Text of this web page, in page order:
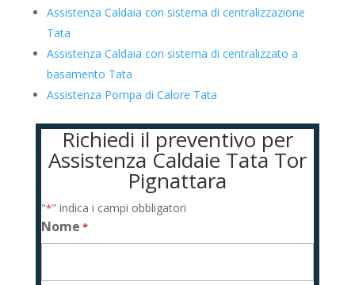
Assistenza Caldaia con sistema di centralizzazione
Tata
Assistenza Caldaia con sistema di centralizzato a
basamento Tata
Assistenza Pompa di Calore Tata
Richiedi il preventivo per
Assistenza Caldaie Tata Tor
Pignattara
"*" indica i campi obbligatori
Nome *